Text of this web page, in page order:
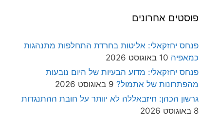
פוסטים אחרונים
פנחס יחזקאלי: אליטות בחרדת התחלפות מתנהגות
כמאפיה 10 באוגוסט 2026
פנחס יחזקאלי: מדוע הבעיות של היום נובעות
מהפתרונות של אתמול? 9 באוגוסט 2026
גרשון הכהן: חיזבאללה לא יוותר על חובת ההתנגדות
8 באוגוסט 2026